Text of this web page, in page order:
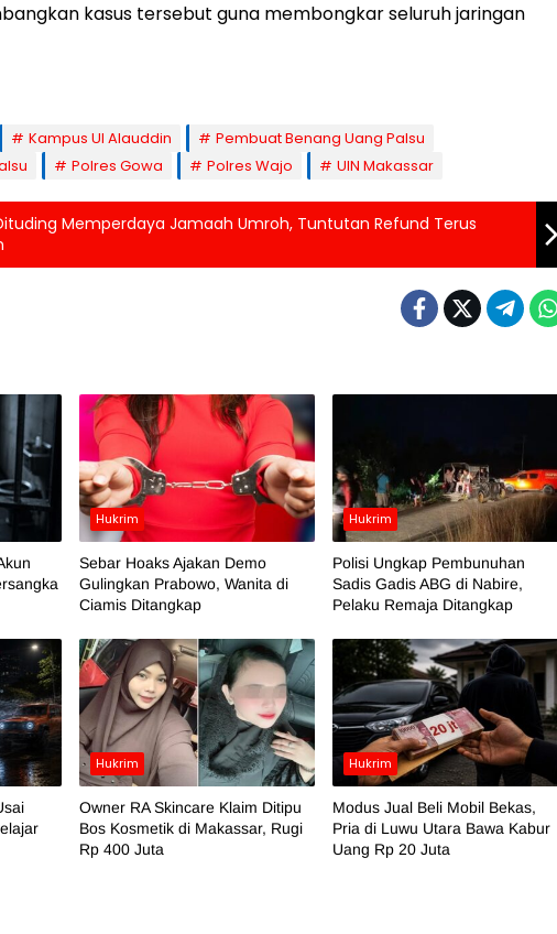
kasus tersebut guna membongkar seluruh jaringan
Kampus UI Alauddin
Pembuat Benang Uang Palsu
Polres Gowa Polres Wajo UIN Makassar
Memperdaya Jamaah Umroh, Tuntutan Refund Terus
Hukrim
Sebar Hoaks Ajakan Demo
Gulingkan Prabowo, Wanita di
Ciamis Ditangkap
Hukrim
Polisi Ungkap Pembunuhan
Sadis Gadis ABG di Nabire,
Pelaku Remaja Ditangkap
Hukrim
Owner RA Skincare Klaim Ditipu
Bos Kosmetik di Makassar, Rugi
Rp 400 Juta
Hukrim
Modus Jual Beli Mobil Bekas,
Pria di Luwu Utara Bawa Kabur
Uang Rp 20 Juta